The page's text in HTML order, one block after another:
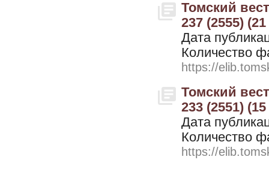
Томский
237 (2555)
Дата
Количество
https://
Томский
233 (2551)
Дата
Количество
https://